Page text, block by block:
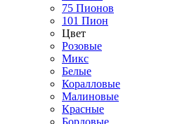
75 Пионов
101 Пион
Цвет
Розовые
Микс
Белые
Коралловые
Малиновые
Красные
Бордовые